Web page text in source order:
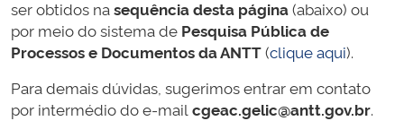
ser obtidos nasequência desta página(abaixo) ou
por meio do sistema de Pesquisa Pública de
Processos e Documentos da ANTT(clique aqui).
Para demais dúvidas, sugerimos entrar em contato
por intermédio do e-mail cgeac.gelic@antt.gov.br.